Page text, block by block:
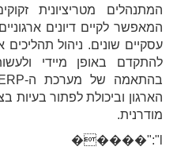
המתנהלים מטריציונית
המאפשר לקיים דיונים
עסקיים שונים. ניהול
להתקדם באופן מיידי
הארגון וביכולת לפתור בעיות
מודרנית.